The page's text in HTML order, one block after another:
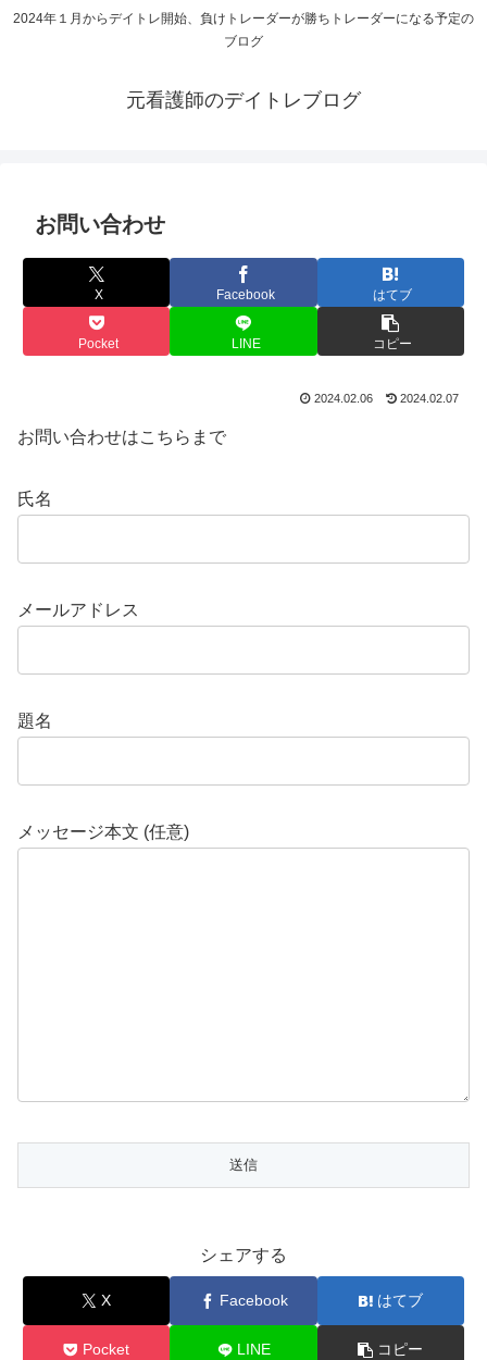
2024年１月からデイトレ開始、負けトレーダーが勝ちトレーダーになる予定の
ブログ
元看護師のデイトレブログ
お問い合わせ
X Facebook はてブ
Pocket LINE コピー
2024.02.06 2024.02.07
お問い合わせはこちらまで
氏名
メールアドレス
題名
メッセージ本文 (任意)
シェアする
X Facebook はてブ
Pocket LINE コピー